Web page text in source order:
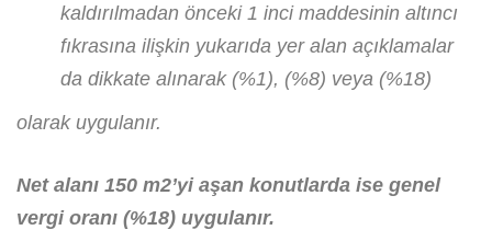
kaldırılmadan önceki 1 inci maddesinin altıncı
fıkrasına ilişkin yukarıda yer alan açıklamalar
da dikkate alınarak (%1), (%8) veya (%18)
olarak uygulanır.
Net alanı 150 m2’yi aşan konutlarda ise genel
vergi oranı (%18) uygulanır.